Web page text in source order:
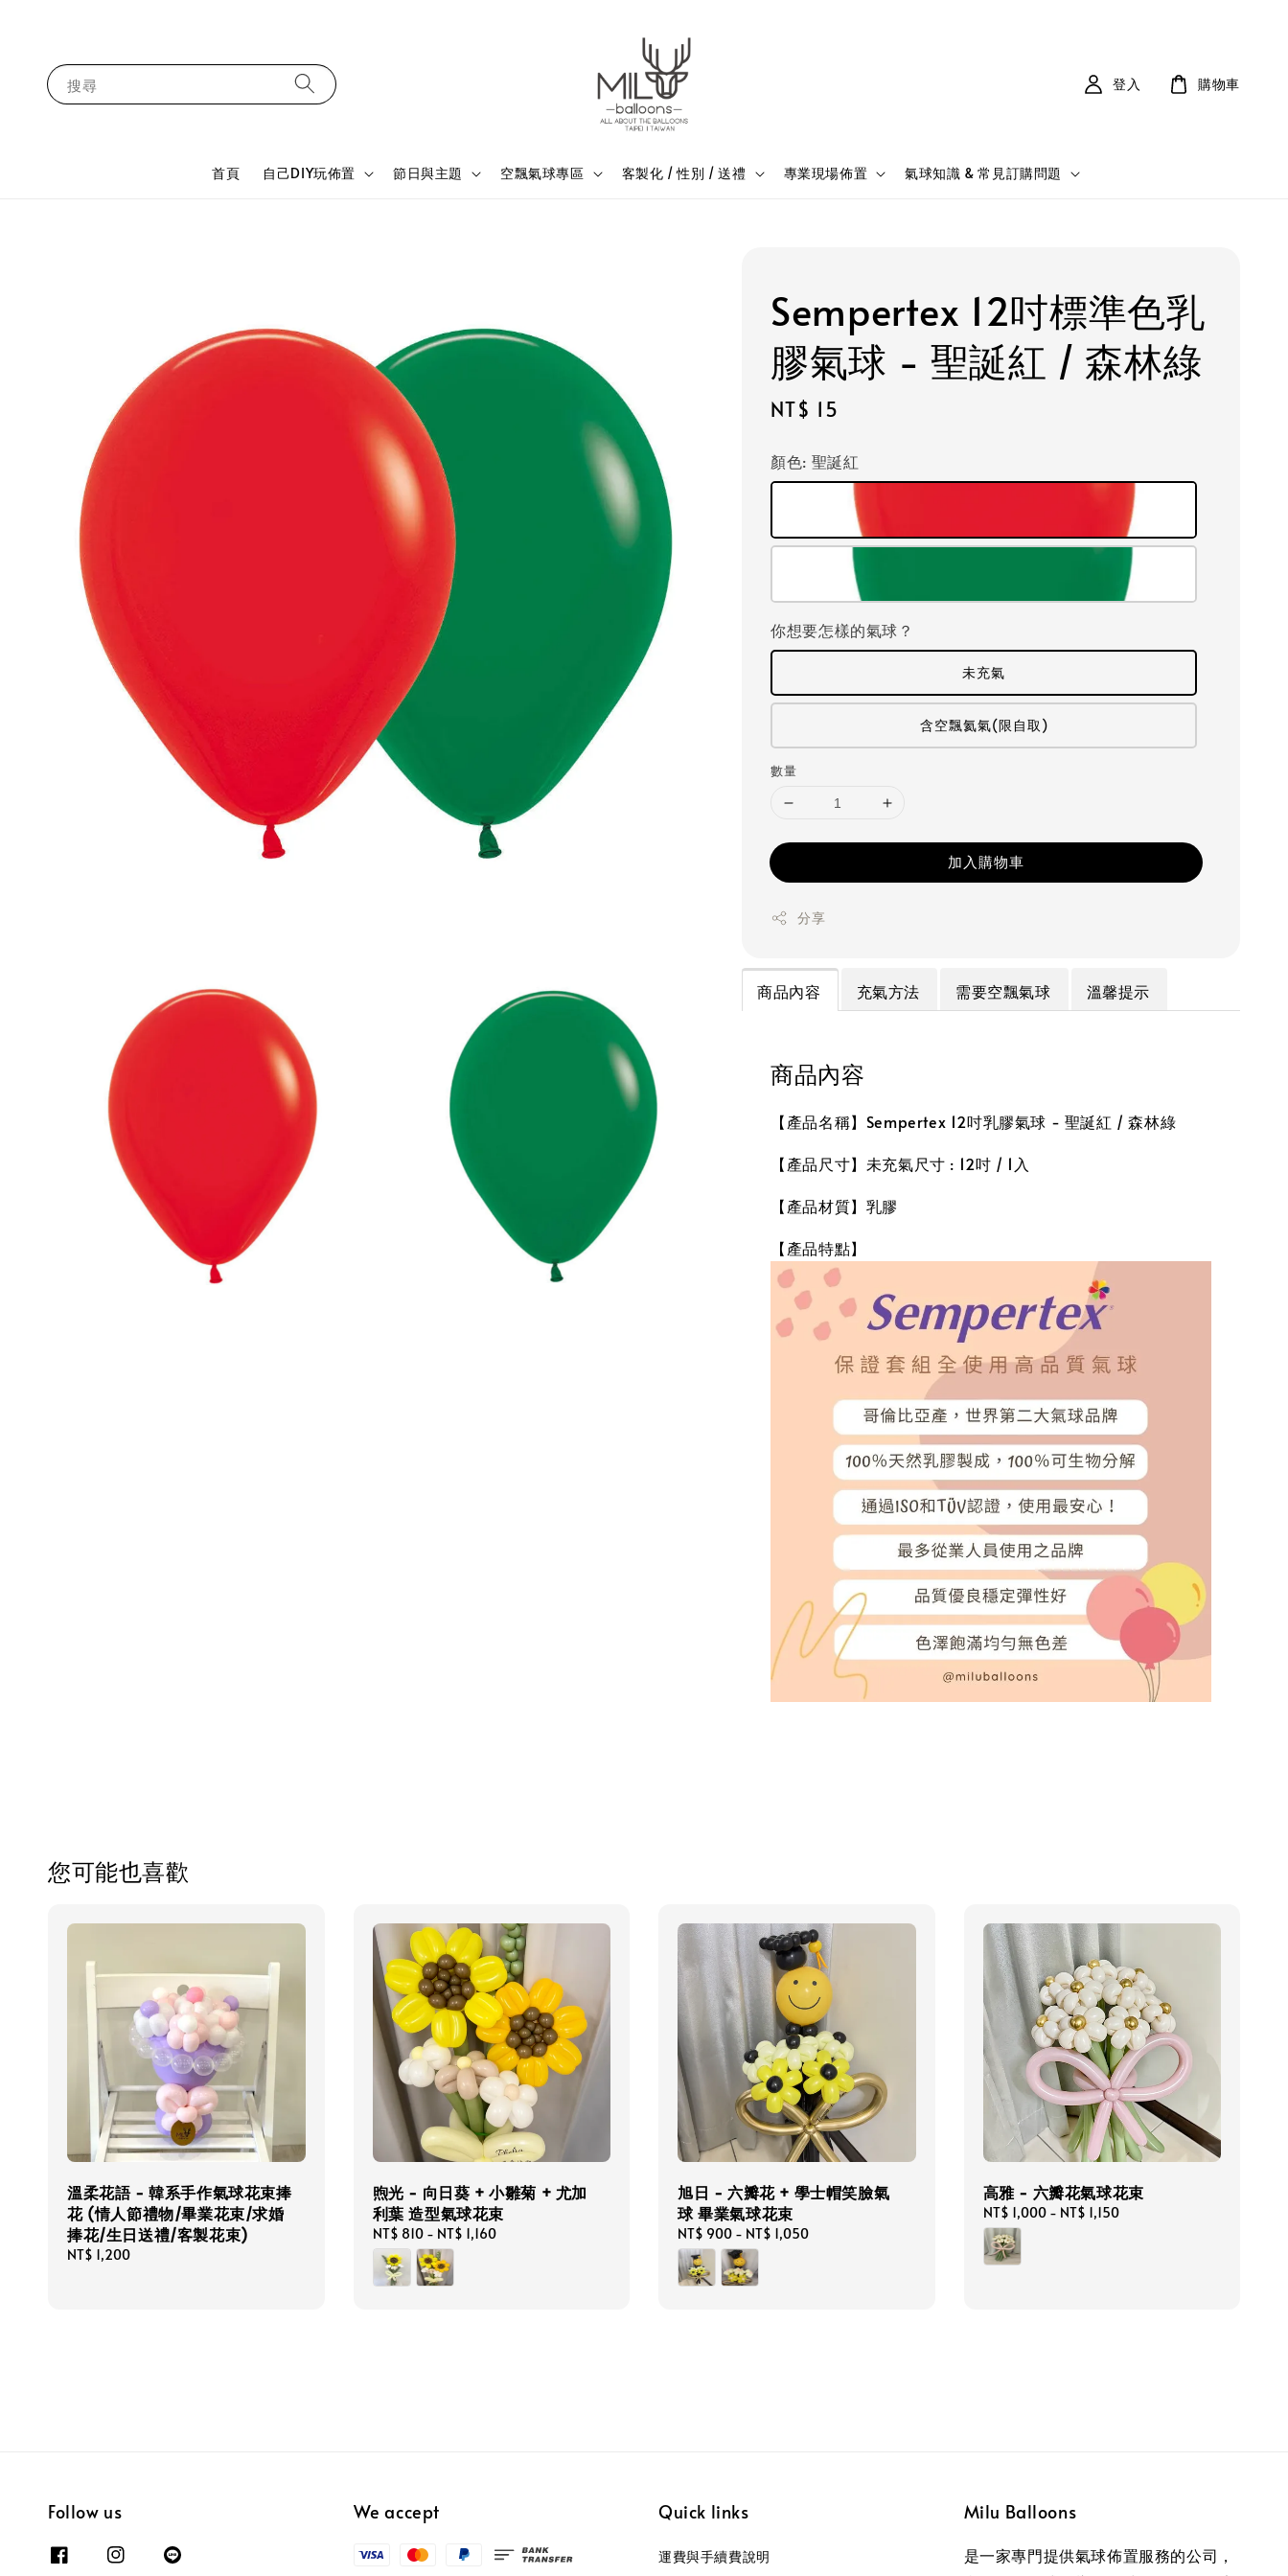
搜尋
首頁 自己DIY玩佈置 節日與主題 空飄氣球專區 客製化 / 性別 / 送禮 專業現場佈置 氣球知識 & 常見訂購問題
登入 購物車
Sempertex 12吋標準色乳
膠氣球 - 聖誕紅 / 森林綠
Regular
NT$ 15
顏色: 聖誕紅
你想要怎樣的氣球？
未充氣
含空飄氦氣(限自取)
數量
加入購物車
分享
商品內容 充氣方法 需要空飄氣球 溫馨提示
商品內容
【產品名稱】Sempertex 12吋乳膠氣球 - 聖誕紅 / 森林綠
【產品尺寸】未充氣尺寸 : 12吋 / 1入
【產品材質】乳膠
【產品特點】
您可能也喜歡
溫柔花語 - 韓系手作氣球花束捧
花 (情人節禮物/畢業花束/求婚
捧花/生日送禮/客製花束)
Regular
NT$ 1,200
煦光 - 向日葵 + 小雛菊 + 尤加
利葉 造型氣球花束
Regular
price
NT$ 810- NT$ 1,160
旭日 - 六瓣花 + 學士帽笑臉氣
球 畢業氣球花束
Regular
price
NT$ 900 - NT$ 1,050
高雅 - 六瓣花氣球花束
Regular
price
NT$ 1,000- NT$ 1,150
Follow us We accept Quick links
運費與手續費說明
Milu Balloons
是一家專門提供氣球佈置服務的公司，